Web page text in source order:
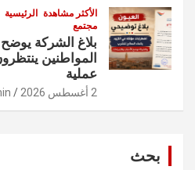
الأكثر مشاهدة الرئيسية
مجتمع
بلاغ الشركة
المواطنين
عملية
2 أغسطس 2026
بحث